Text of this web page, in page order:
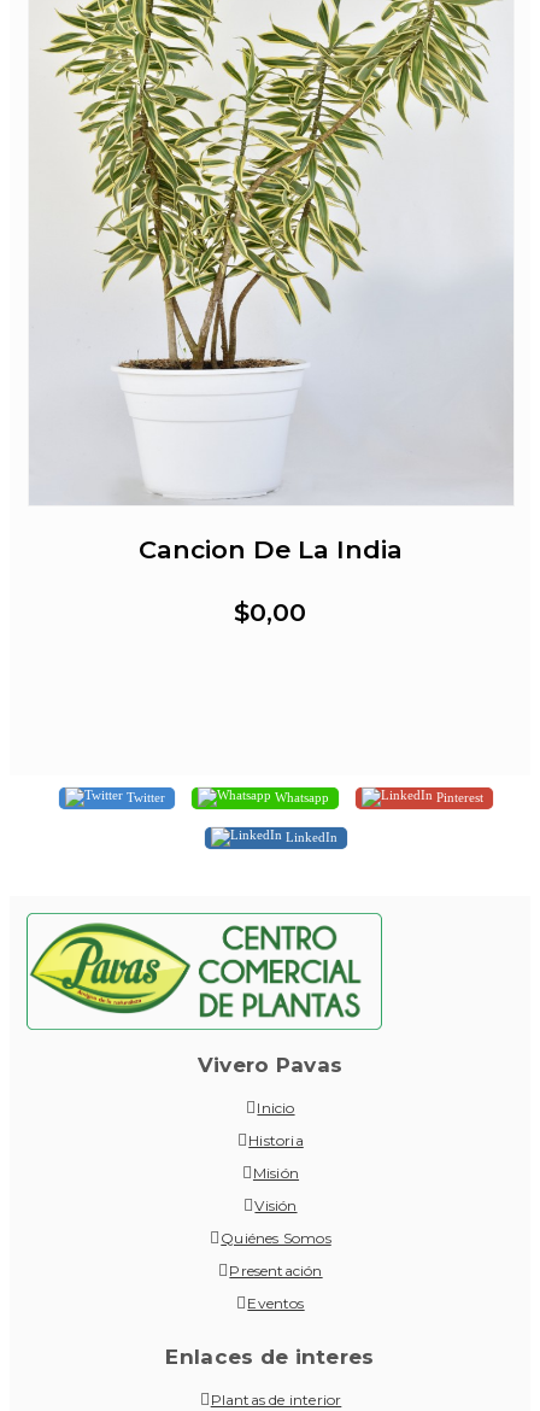
Cancion De La India
$0,00
Twitter Whatsapp Pinterest
LinkedIn
Vivero Pavas
Inicio
Historia
Misión
Visión
Quiénes Somos
Presentación
Eventos
Enlaces de interes
Plantas de interior